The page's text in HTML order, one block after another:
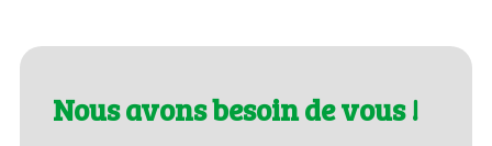
Nous avons besoin de vous !